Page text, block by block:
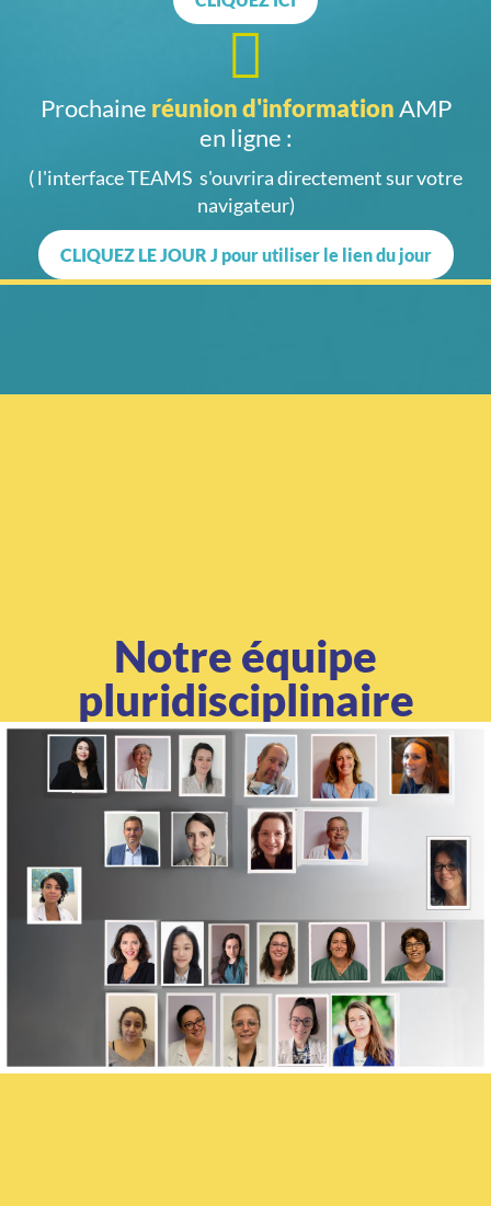
Prochaine réunion d'informationAMP
en ligne :
( l'interface TEAMS s'ouvrira directement sur votre
navigateur)
CLIQUEZ LE JOUR J pour utiliser le lien du jour
Notre équipe
pluridisciplinaire